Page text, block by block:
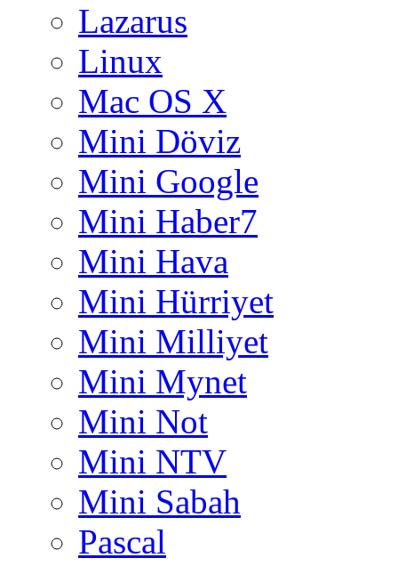
Lazarus
Linux
Mac OS X
Mini Döviz
Mini Google
Mini Haber7
Mini Hava
Mini Hürriyet
Mini Milliyet
Mini Mynet
Mini Not
Mini NTV
Mini Sabah
Pascal